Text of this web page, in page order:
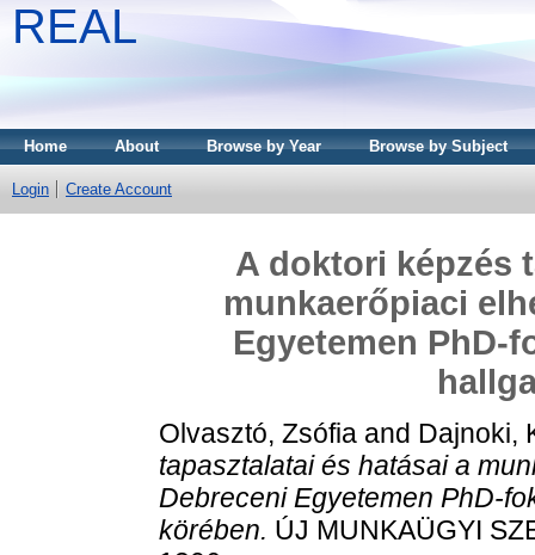
REAL
Home About Browse by Year Browse by Subject
Login Create Account
A doktori képzés
munkaerőpiaci
Egyetemen PhD-
Olvasztó, Zsófia and Dajnoki,
tapasztalatai és hatásai a
Debreceni Egyetemen PhD-
körében. ÚJ MUNKAÜGYI